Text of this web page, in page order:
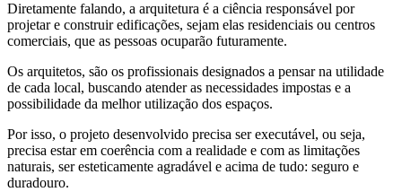
Diretamente falando, a arquitetura é a ciência responsável por
projetar e construir edificações, sejam elas residenciais ou centros
comerciais, que as pessoas ocuparão futuramente.
Os arquitetos, são os profissionais designados a pensar na utilidade
de cada local, buscando atender as necessidades impostas e a
possibilidade da melhor utilização dos espaços.
Por isso, o projeto desenvolvido precisa ser executável, ou seja,
precisa estar em coerência com a realidade e com as limitações
naturais, ser esteticamente agradável e acima de tudo: seguro e
duradouro.